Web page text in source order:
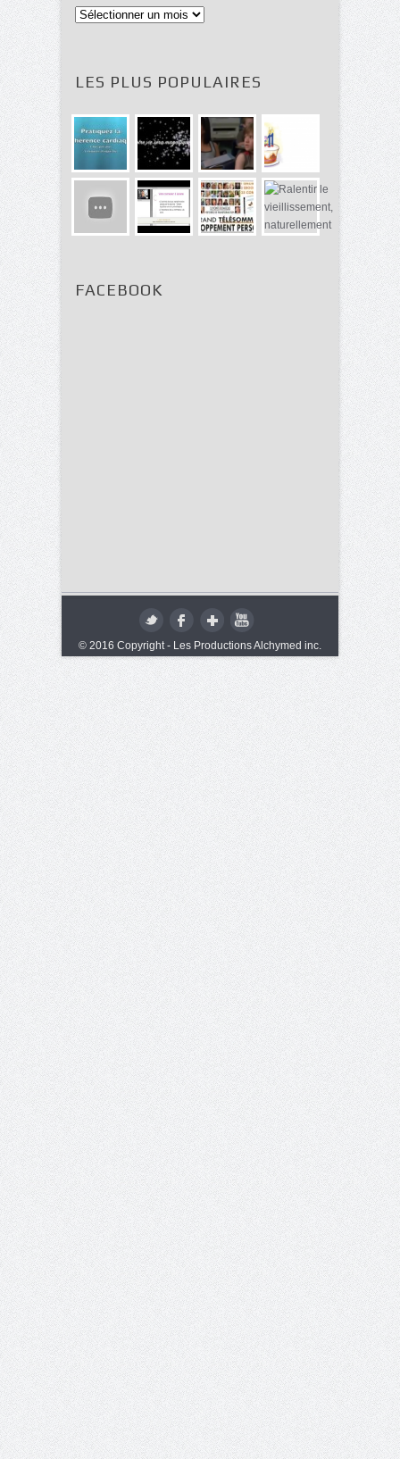
Archives
LES PLUS POPULAIRES
FACEBOOK
© 2016 Copyright - Les Productions Alchymed inc.